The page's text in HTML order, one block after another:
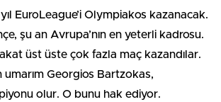
EuroLeague’i Olympiakos kazanacak.
şu an Avrupa’nın en yeterli kadrosu.
üst üste çok fazla maç kazandılar.
umarım Georgios Bartzokas,
olur. O bunu hak ediyor.